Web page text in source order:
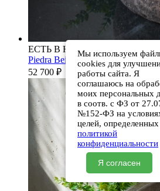
ЕСТЬ В НАЛИЧИИ
Piedra Beige S286 00501111613
52 700 ₽
Мы используем
cookies для
работы сайта. Я
соглашаюсь на
моих персональных
в соотв. с ФЗ от
№152-ФЗ на
целей, определенных
политикой
конфиденциальности
Я согласен